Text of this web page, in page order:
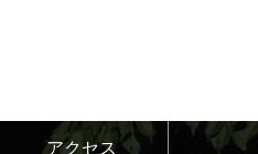
アクセス